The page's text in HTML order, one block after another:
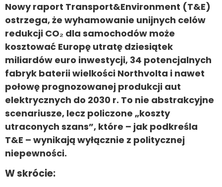
Nowy raport Transport&Environment (T&E)
ostrzega, że wyhamowanie unijnych celów
redukcji CO₂ dla samochodów może
kosztować Europę utratę dziesiątek
miliardów euro inwestycji, 34 potencjalnych
fabryk baterii wielkości Northvolta i nawet
połowę prognozowanej produkcji aut
elektrycznych do 2030 r. To nie abstrakcyjne
scenariusze, lecz policzone „koszty
utraconych szans”, które – jak podkreśla
T&E – wynikają wyłącznie z politycznej
niepewności.
W skrócie: